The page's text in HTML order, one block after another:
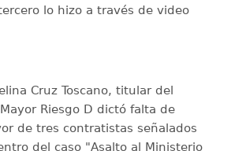
lo hizo a través de video
Cruz Toscano, titular del
Riesgo D dictó falta de
de tres contratistas señalados
del caso "Asalto al Ministerio